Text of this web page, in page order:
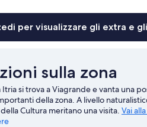
per visualizzare gli extra e
sulla zona
si trova a Viagrande e vanta una
della zona. A livello
Cultura meritano una visita. Vai